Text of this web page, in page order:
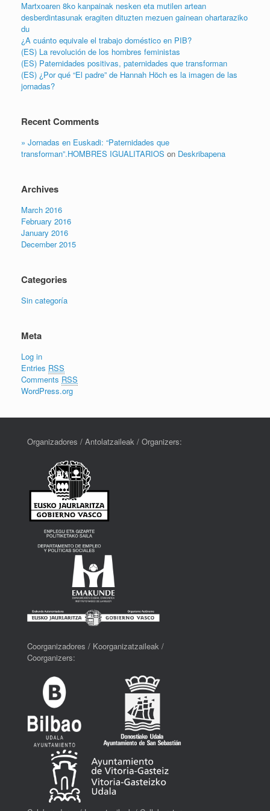
Martxoaren 8ko kanpainak nesken eta mutilen artean
desberdintasunak eragiten dituzten mezuen gainean ohartaraziko
du
¿A cuánto equivale el trabajo doméstico en PIB?
(ES) La revolución de los hombres feministas
(ES) Paternidades positivas, paternidades que transforman
(ES) ¿Por qué “El padre” de Hannah Höch es la imagen de las
jornadas?
Recent Comments
» Jornadas en Euskadi: “Paternidades que
transforman”.HOMBRES IGUALITARIOS on Deskribapena
Archives
March 2016
February 2016
January 2016
December 2015
Categories
Sin categoría
Meta
Log in
Entries RSS
Comments RSS
WordPress.org
Organizadores / Antolatzaileak / Organizers:
Coorganizadores / Koorganizatzaileak /
Coorganizers: